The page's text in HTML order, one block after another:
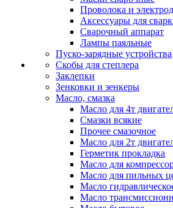
Проволока и
Аксессуары для
Сварочный аппарат
Лампы паяльные
Пуско-зарядные устройства
Скобы для степлера
Заклепки
Зенковки и зенкеры
Масло, смазка
Масло для 4т
Смазки всякие
Прочее смазочное
Масло для 2т
Герметик прокладка
Масло для
Масло для пильных
Масло
Масло